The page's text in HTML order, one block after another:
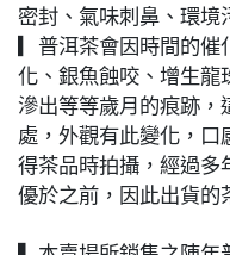
密封、氣味刺鼻、環境
▎普洱茶會因時間的催
化、銀魚蝕咬、增生龍
滲出等等歲月的痕跡，
處，外觀有此變化，口
得茶品時拍攝，經過多
優於之前，因此出貨的